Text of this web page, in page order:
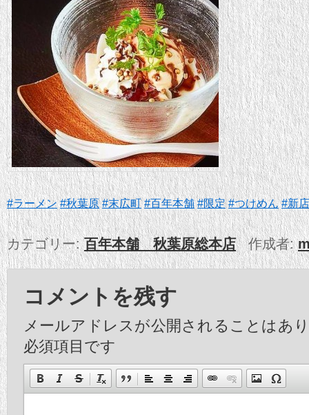
#ラーメン #秋葉原 #末広町 #百年本舗 #限定 #つけめん #新店
カテゴリー:百年本舗 秋葉原総本店作成者:
コメントを残す
メールアドレスが公開されることはあ
必須項目です